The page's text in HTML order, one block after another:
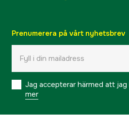
Prenumerera på vårt nyhetsbrev
Jag accepterar härmed att
mer